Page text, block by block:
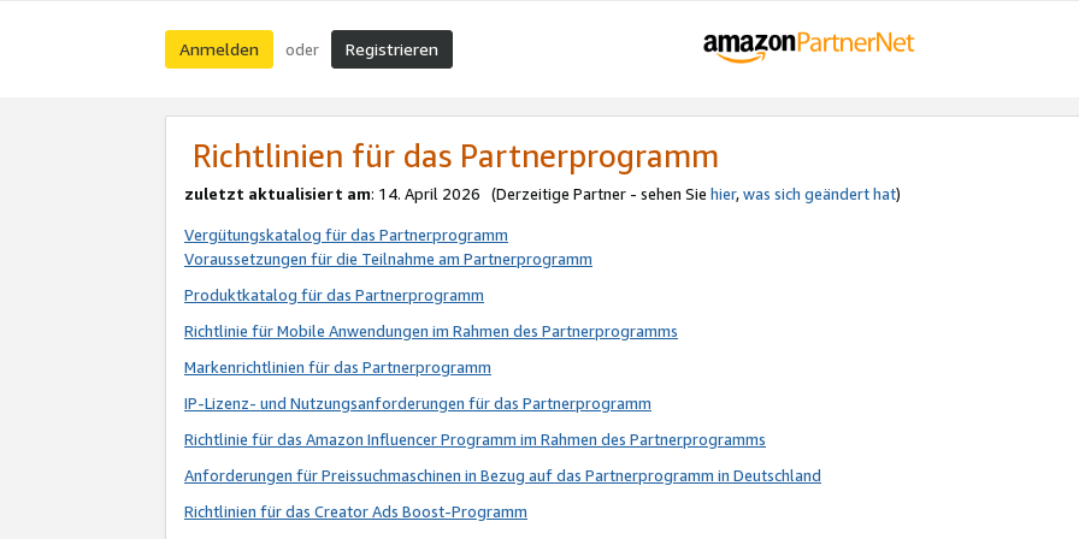
Anmelden oder Registrieren
Richtlinien für das Partnerprogramm
zuletzt aktualisiert am: 14. April 2026 (Derzeitige Partner - sehen Sie hier,was sich geändert hat)
Vergütungskatalog für das Partnerprogramm
Voraussetzungen für die Teilnahme am Partnerprogramm
Produktkatalog für das Partnerprogramm
Richtlinie für Mobile Anwendungen im Rahmen des Partnerprogramms
Markenrichtlinien für das Partnerprogramm
IP-Lizenz- und Nutzungsanforderungen für das Partnerprogramm
Richtlinie für das Amazon Influencer Programm im Rahmen des Partnerprogramms
Anforderungen für Preissuchmaschinen in Bezug auf das Partnerprogramm in Deutschland
Richtlinien für das Creator Ads Boost-Programm